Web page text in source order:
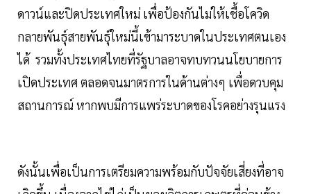
ดาวน์และปิดประเทศใหม่ เพื่อป้องกันไม่ให้เชื้อโควิด
กลายพันธุ์สายพันธุ์ใหม่นี้เข้ามาระบาดในประเทศตนเอง
ได้ รวมทั้งประเทศไทยที่รัฐบาลอาจทบทวนนโยบายการ
เปิดประเทศ ตลอดจนมาตรการในด้านต่างๆ เพื่อดวบคุม
สถานการณ์ หากพบมีการแพร่ระบาดของโรคอย่างรุนแรง
ดังนั้นเพื่อเป็นการเตรียมความพร้อมกับปัจจัยเสี่ยงที่อาจ